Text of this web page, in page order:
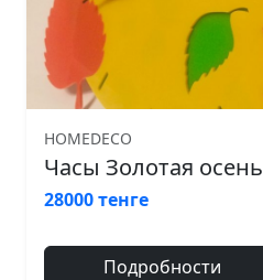
HOMEDECO
Часы Золотая осень
28000 тенге
Подробности